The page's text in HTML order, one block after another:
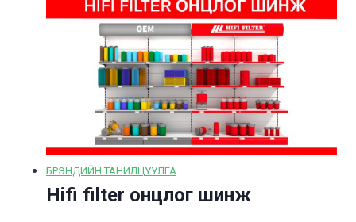
БРЭНДИЙН ТАНИЛЦУУЛГА
Hifi filter онцлог шинж